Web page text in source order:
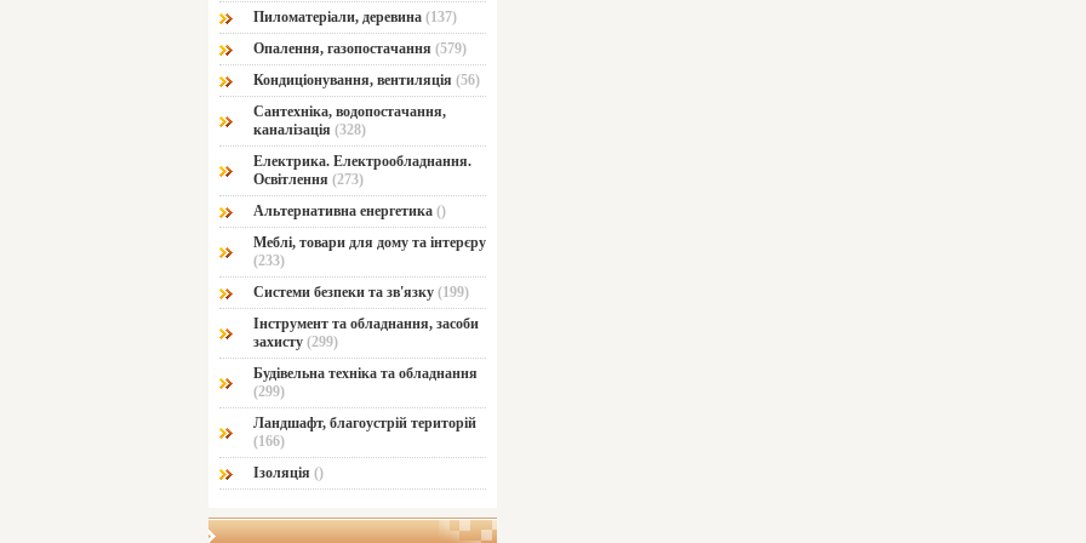
Пиломатеріали, деревина (137)
Опалення, газопостачання (579)
Кондиціонування, вентиляція (56)
Сантехніка, водопостачання,
каналізація (328)
Електрика. Електрообладнання.
Освітлення (273)
Альтернативна енергетика ()
Меблі, товари для дому та інтерєру
(233)
Системи безпеки та зв'язку (199)
Інструмент та обладнання, засоби
захисту (299)
Будівельна техніка та обладнання
(299)
Ландшафт, благоустрій територій
(166)
Ізоляція ()